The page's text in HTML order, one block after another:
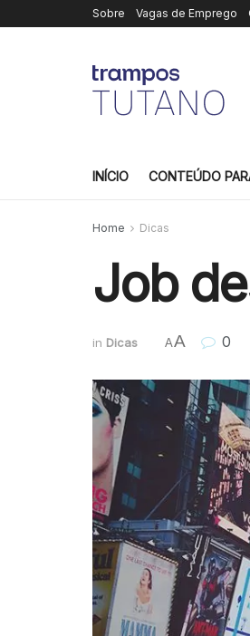
Sobre Vagas de Emprego
INÍCIO CONTEÚDO
Home Dicas
Job
in Dicas AA 0